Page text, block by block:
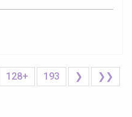
128+ 193 ❯ ❯❯